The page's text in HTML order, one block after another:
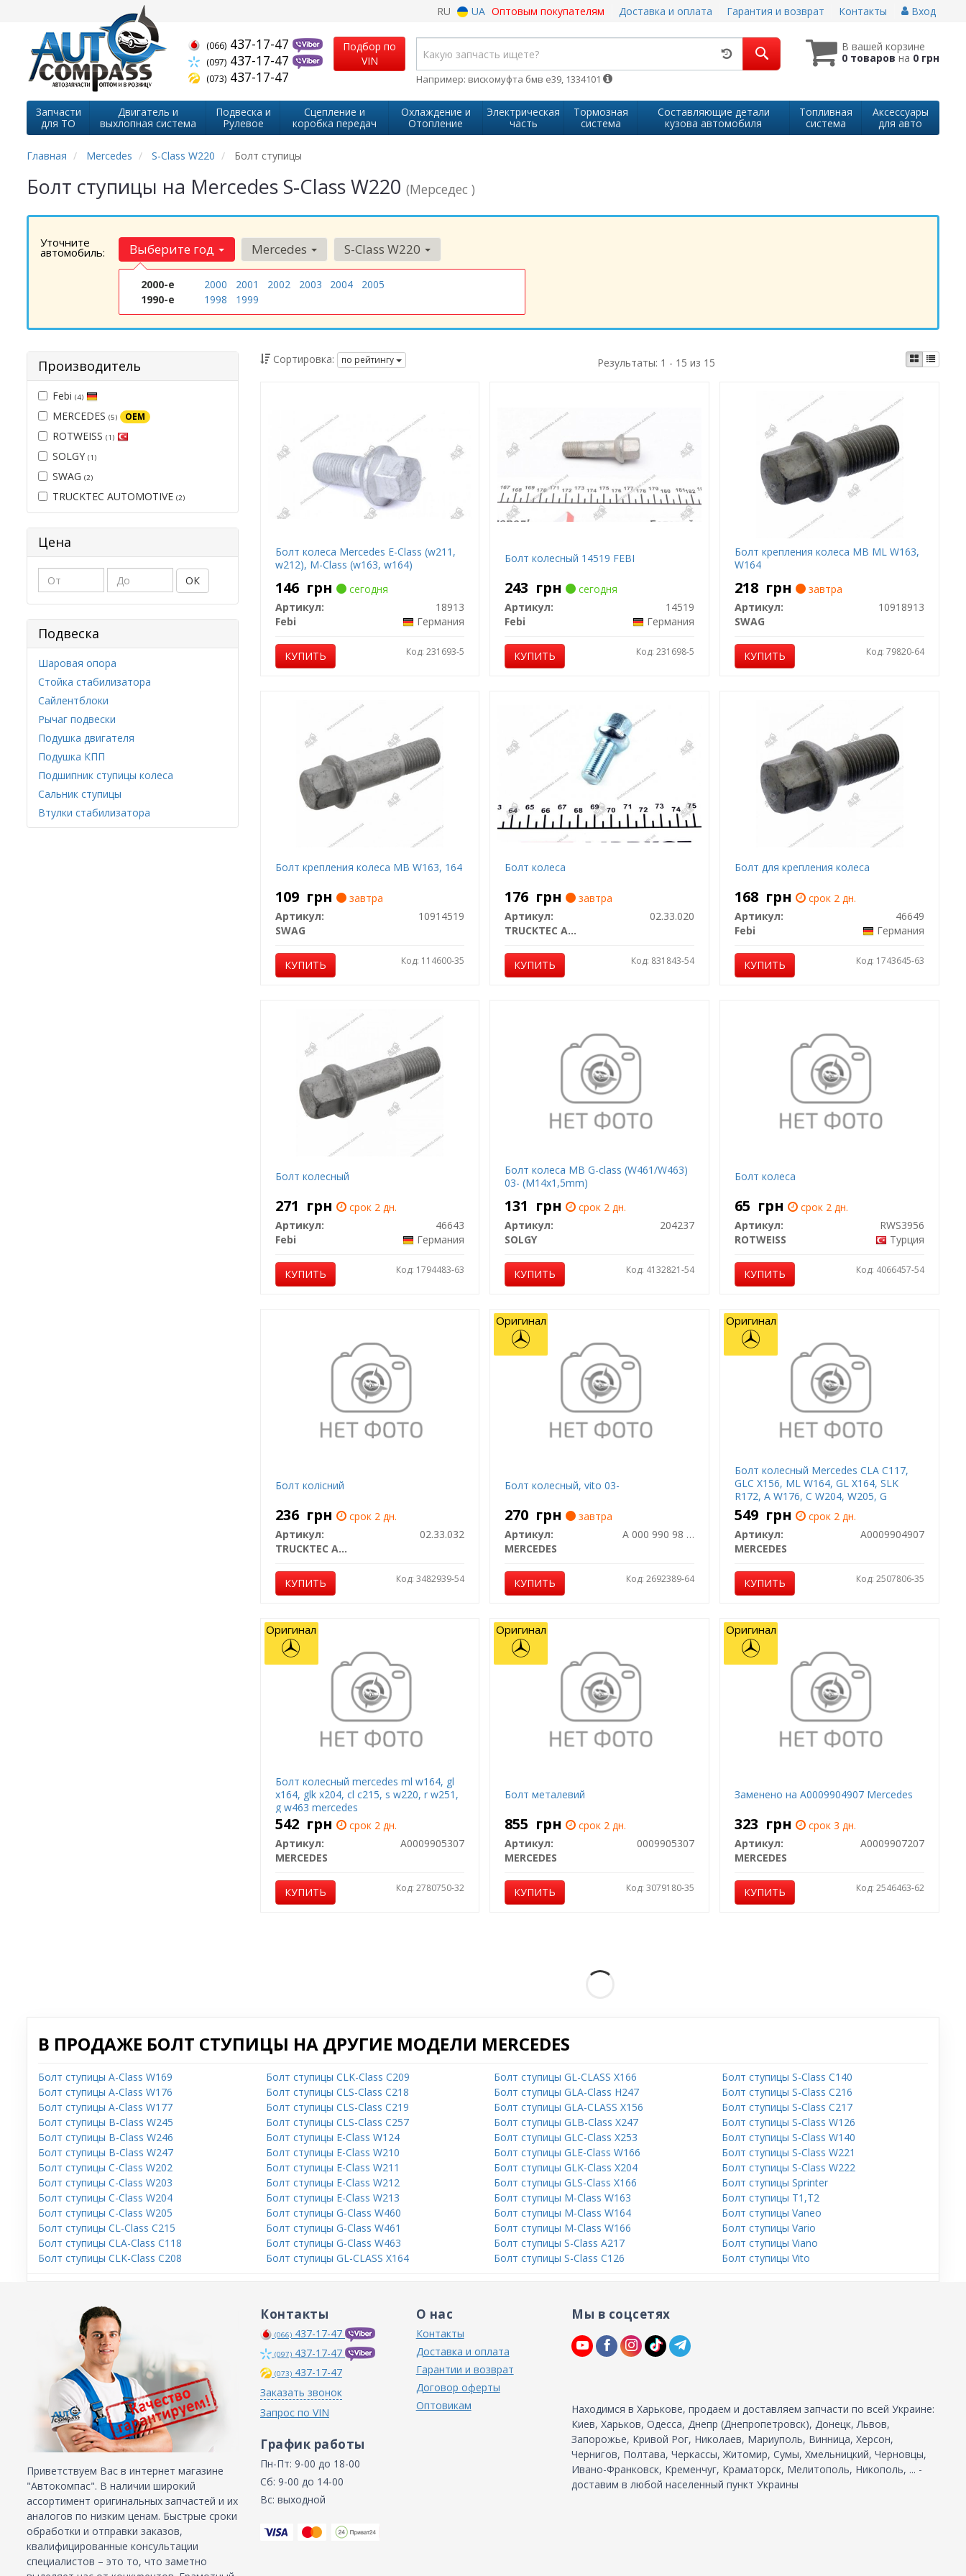
RU UA Оптовым покупателям Доставка и оплата Гарантия и возврат Контакты Вход
(066) 437-17-47
(097) 437-17-47
(073) 437-17-47
Подбор по
VIN
В вашей корзине
0 товаровна 0 грн
Например: вискомуфта бмв е39, 1334101
Запчасти
для ТО
Двигатель и
выхлопная система
Подвеска и
Рулевое
Сцепление и
коробка передач
Охлаждение и
Отопление
Электрическая
часть
Тормозная
система
Составляющие детали
кузова автомобиля
Топливная
система
Аксессуары
для авто
Главная Mercedes S-Class W220 Болт ступицы
Болт ступицы на Mercedes S-Class W220 (Мерседес )
Уточните
автомобиль: Выберите год
2000-е 2000 2001 2002 2003 2004
2005
1990-е
1998 1999
Mercedes S-Class W220
Производитель
Febi (4)
MERCEDES (5) OEM
ROTWEISS (1)
SOLGY (1)
SWAG (2)
TRUCKTEC AUTOMOTIVE (2)
Цена
ОК
Подвеска
Шаровая опора
Стойка стабилизатора
Сайлентблоки
Рычаг подвески
Подушка двигателя
Подушка КПП
Подшипник ступицы колеса
Сальник ступицы
Втулки стабилизатора
Сортировка: по рейтингу Результаты: 1 - 15 из 15
Болт колеса Mercedes E-Class (w211,
w212), M-Class (w163, w164)
146 грн
сегодня
Артикул:
18913
Febi
Германия
КУПИТЬ Код: 231693-5
Болт колесный 14519 FEBI
243 грн
сегодня
Артикул:
14519
Febi
Германия
КУПИТЬ Код: 231698-5
Болт крепления колеса MB ML W163,
W164
218 грн
завтра
Артикул:
10918913
SWAG
КУПИТЬ Код: 79820-64
Болт крепления колеса MB W163, 164
109 грн
завтра
Артикул:
10914519
SWAG
КУПИТЬ Код: 114600-35
Болт колеса
176 грн
завтра
Артикул:
02.33.020
TRUCKTEC AUTOMOTIVE
КУПИТЬ Код: 831843-54
Болт для крепления колеса
168 грн
срок 2 дн.
Артикул:
46649
Febi
Германия
КУПИТЬ Код: 1743645-63
Болт колесный
271 грн
срок 2 дн.
Артикул:
46643
Febi
Германия
КУПИТЬ Код: 1794483-63
Болт колеса MB G-class (W461/W463)
03- (M14x1,5mm)
131 грн
срок 2 дн.
Артикул:
204237
SOLGY
КУПИТЬ Код: 4132821-54
Болт колеса
65 грн
срок 2 дн.
Артикул:
RWS3956
ROTWEISS
Турция
КУПИТЬ Код: 4066457-54
Болт колісний
236 грн
срок 2 дн.
Артикул:
02.33.032
TRUCKTEC AUTOMOTIVE
КУПИТЬ Код: 3482939-54
Болт колесный, vito 03-
270 грн
завтра
Артикул:
A 000 990 98 07
MERCEDES
КУПИТЬ Код: 2692389-64
Оригинал
Болт колесный Mercedes CLA C117,
GLC X156, ML W164, GL X164, SLK
R172, A W176, C W204, W205, G
Mercedes
549 грн
срок 2 дн.
Артикул:
A0009904907
MERCEDES
КУПИТЬ Код: 2507806-35
Оригинал
Болт колесный mercedes ml w164, gl
x164, glk x204, cl c215, s w220, r w251,
g w463 mercedes
542 грн
срок 2 дн.
Артикул:
A0009905307
MERCEDES
КУПИТЬ Код: 2780750-32
Оригинал
Болт металевий
855 грн
срок 2 дн.
Артикул:
0009905307
MERCEDES
КУПИТЬ Код: 3079180-35
Оригинал
Заменено на A0009904907 Mercedes
323 грн
срок 3 дн.
Артикул:
A0009907207
MERCEDES
КУПИТЬ Код: 2546463-62
Оригинал
В ПРОДАЖЕ БОЛТ СТУПИЦЫ НА ДРУГИЕ МОДЕЛИ MERCEDES
Болт ступицы A-Class W169
Болт ступицы A-Class W176
Болт ступицы A-Class W177
Болт ступицы B-Class W245
Болт ступицы B-Class W246
Болт ступицы B-Class W247
Болт ступицы C-Class W202
Болт ступицы C-Class W203
Болт ступицы C-Class W204
Болт ступицы C-Class W205
Болт ступицы CL-Class C215
Болт ступицы CLA-Class C118
Болт ступицы CLK-Class C208
Болт ступицы CLK-Class C209
Болт ступицы CLS-Class C218
Болт ступицы CLS-Class C219
Болт ступицы CLS-Class C257
Болт ступицы E-Class W124
Болт ступицы E-Class W210
Болт ступицы E-Class W211
Болт ступицы E-Class W212
Болт ступицы E-Class W213
Болт ступицы G-Class W460
Болт ступицы G-Class W461
Болт ступицы G-Class W463
Болт ступицы GL-CLASS X164
Болт ступицы GL-CLASS X166
Болт ступицы GLA-Class H247
Болт ступицы GLA-CLASS X156
Болт ступицы GLB-Class X247
Болт ступицы GLC-Class X253
Болт ступицы GLE-Class W166
Болт ступицы GLK-Class X204
Болт ступицы GLS-Class X166
Болт ступицы M-Class W163
Болт ступицы M-Class W164
Болт ступицы M-Class W166
Болт ступицы S-Class A217
Болт ступицы S-Class C126
Болт ступицы S-Class C140
Болт ступицы S-Class C216
Болт ступицы S-Class C217
Болт ступицы S-Class W126
Болт ступицы S-Class W140
Болт ступицы S-Class W221
Болт ступицы S-Class W222
Болт ступицы Sprinter
Болт ступицы T1,T2
Болт ступицы Vaneo
Болт ступицы Vario
Болт ступицы Viano
Болт ступицы Vito
Приветствуем Вас в интернет магазине
"Автокомпас". В наличии широкий
ассортимент оригинальных запчастей и их
аналогов по низким ценам. Быстрые сроки
обработки и отправки заказов,
квалифицированные консультации
специалистов – это то, что заметно
Контакты
(066) 437-17-47
(097) 437-17-47
(073) 437-17-47
Заказать звонок
Запрос по VIN
График работы
Пн-Пт: 9-00 до 18-00
Сб: 9-00 до 14-00
Вс: выходной
О нас
Контакты
Доставка и оплата
Гарантии и возврат
Договор оферты
Оптовикам
Мы в соцсетях
Находимся в Харькове, продаем и доставляем запчасти по всей Украине:
Киев, Харьков, Одесса, Днепр (Днепропетровск), Донецк, Львов,
Запорожье, Кривой Рог, Николаев, Мариуполь, Винница, Херсон,
Чернигов, Полтава, Черкассы, Житомир, Сумы, Хмельницкий, Черновцы,
Ивано-Франковск, Кременчуг, Краматорск, Мелитополь, Никополь, ... -
доставим в любой населенный пункт Украины